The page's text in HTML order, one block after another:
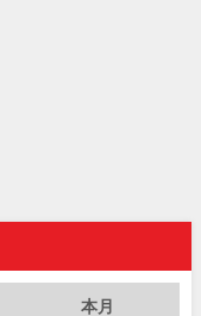
本月